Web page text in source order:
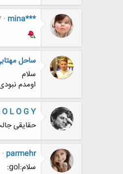
mina***
ساحل
سلام
اومدم
O L O G Y
حقایقی
parmehr
سلام:gol: